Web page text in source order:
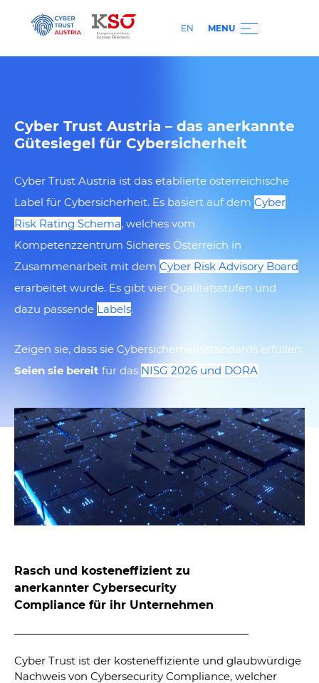
EN MENU
Cyber Trust Austria – das anerkannte
Gütesiegel für Cybersicherheit
Cyber Trust Austria ist das etablierte österreichische
Label für Cybersicherheit. Es basiert auf dem Cyber
Risk Rating Schema, welches vom
Kompetenzzentrum Sicheres Österreich in
Zusammenarbeit mit dem Cyber Risk Advisory Board
erarbeitet wurde. Es gibt vier Qualitätsstufen und
dazu passende Labels.
Zeigen sie, dass sie Cybersicherheitsstandards erfüllen.
Seien sie bereit für das NISG 2026 und DORA.
Rasch und kosteneffizient zu
anerkannter Cybersecurity
Compliance für ihr Unternehmen
Cyber Trust ist der kosteneffiziente und glaubwürdige
Nachweis von Cybersecurity Compliance, welcher